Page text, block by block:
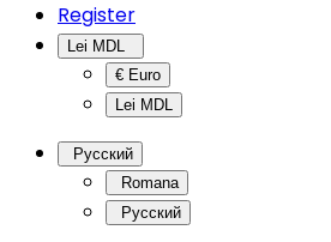
Register
€ Euro
Lei MDL
Русский
Romana
Русский